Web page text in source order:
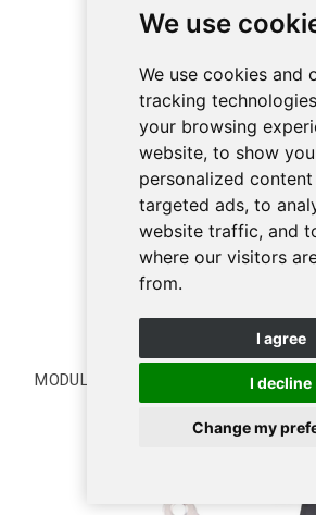
We use
We use cookies and
tracking
your browsing
website, to show you
personalized content
targeted ads, to
website traffic, and
where our visitors
from.
I agree
I decline
Change my
MODULO VIBRADOR PARA IPHONE 13